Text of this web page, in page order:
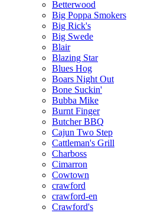
Betterwood
Big Poppa Smokers
Big Rick's
Big Swede
Blair
Blazing Star
Blues Hog
Boars Night Out
Bone Suckin'
Bubba Mike
Burnt Finger
Butcher BBQ
Cajun Two Step
Cattleman's Grill
Charboss
Cimarron
Cowtown
crawford
crawford-en
Crawford's